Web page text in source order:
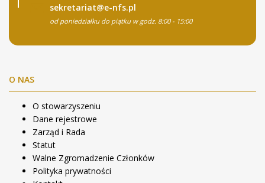
sekretariat@e-nfs.pl
od poniedziałku do piątku w godz. 8:00 - 15:00
O NAS
O stowarzyszeniu
Dane rejestrowe
Zarząd i Rada
Statut
Walne Zgromadzenie Członków
Polityka prywatności